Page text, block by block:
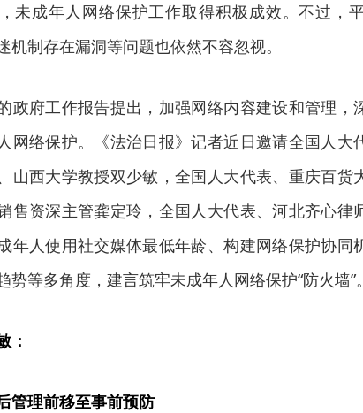
未成年人网络保护工作取得积极成效。不过，
机制存在漏洞等问题也依然不容忽视。
府工作报告提出，加强网络内容建设和管理，
网络保护。《法治日报》记者近日邀请全国人大
山西大学教授双少敏，全国人大代表、重庆百货
售资深主管龚定玲，全国人大代表、河北齐心律
年人使用社交媒体最低年龄、构建网络保护协同
势等多角度，建言筑牢未成年人网络保护“防火墙”。
：
管理前移至事前预防